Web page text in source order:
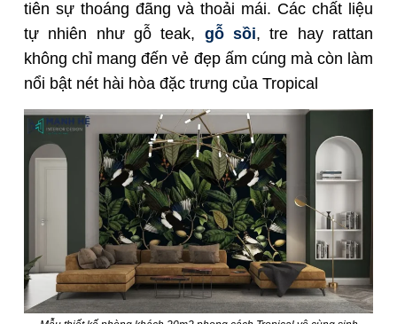
tiên sự thoáng đãng và thoải mái. Các chất liệu
tự nhiên như gỗ teak, gỗ sồi, tre hay rattan
không chỉ mang đến vẻ đẹp ấm cúng mà còn làm
nổi bật nét hài hòa đặc trưng của Tropical